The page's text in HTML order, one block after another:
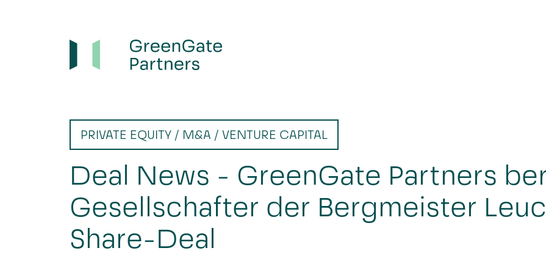
PRIVATE EQUITY / M&A / VENTURE CAPITAL
Deal News - GreenGate Partners
Gesellschafter der Bergmeister
Share-Deal